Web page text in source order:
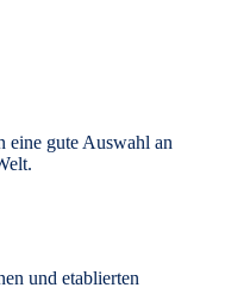
eine gute Auswahl an
und etablierten